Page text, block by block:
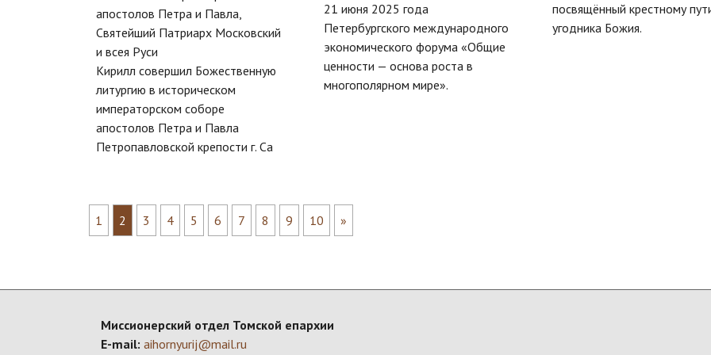
апостолов Петра и Павла,
Святейший Патриарх Московский
и всея Руси
Кирилл совершил Божественную
литургию в историческом
императорском соборе
апостолов Петра и Павла
Петропавловской крепости г. Са
21 июня 2025 года
Петербургского международного
экономического форума «Общие
ценности — основа роста в
многополярном мире».
посвящённый крестному
угодника Божия.
1 2 3 4 5 6 7 8 9 10 »
Миссионерский отдел Томской епархии
E-mail: aihornyurij@mail.ru